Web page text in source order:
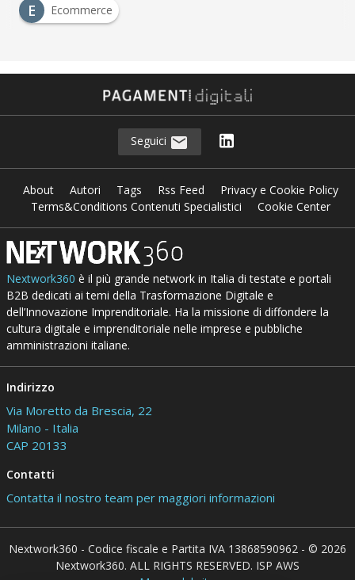
E
Ecommerce
Seguici
About Autori Tags Rss Feed
Privacy e Cookie Policy
Terms&Conditions Contenuti Specialistici
Cookie Center
Nextwork360 è il più grande network in Italia di testate e portali
B2B dedicati ai temi della Trasformazione Digitale e
dell’Innovazione Imprenditoriale. Ha la missione di diffondere la
cultura digitale e imprenditoriale nelle imprese e pubbliche
amministrazioni italiane.
Indirizzo
Via Moretto da Brescia, 22
Milano - Italia
CAP 20133
Contatti
Contatta il nostro team per maggiori informazioni
Nextwork360 - Codice fiscale e Partita IVA 13868590962 - © 2026
Nextwork360. ALL RIGHTS RESERVED. ISP AWS